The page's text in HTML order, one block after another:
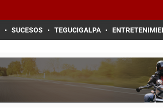
SUCESOS TEGUCIGALPA